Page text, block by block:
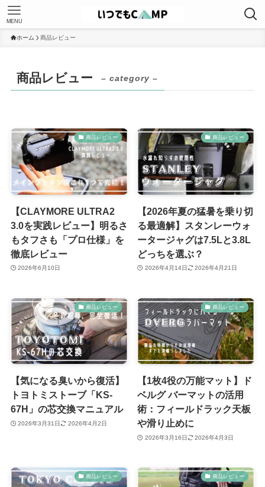
MENU
ホーム 商品レビュー
商品レビュー – category –
商品レビュー
【CLAYMORE ULTRA2
3.0を実践レビュー】明るさ
もタフさも「プロ仕様」を
徹底レビュー
2026年6月10日
商品レビュー
【2026年夏の猛暑を乗り切
る最適解】スタンレーウォ
ータージャグは7.5Lと3.8L
どっちを選ぶ？
2026年4月14日 2026年4月21日
商品レビュー
【気になる臭いから復活】
トヨトミストーブ「KS-
67H」の芯交換マニュアル
2026年3月31日 2026年4月2日
商品レビュー
【1枚4役の万能マット】ド
ベルグ バーマットの活用
術：フィールドラック天板
や滑り止めに
2026年3月16日 2026年4月3日
商品レビュー 商品レビュー